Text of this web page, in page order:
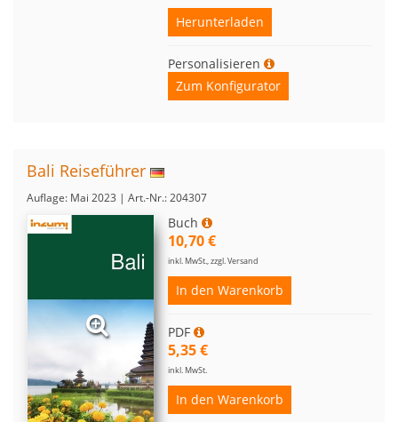
Herunterladen
Personalisieren
Zum Konfigurator
Bali Reiseführer
Auflage: Mai 2023 | Art.-Nr.: 204307
Buch
10,70 €
inkl. MwSt., zzgl. Versand
In den Warenkorb
PDF
5,35 €
inkl. MwSt.
In den Warenkorb